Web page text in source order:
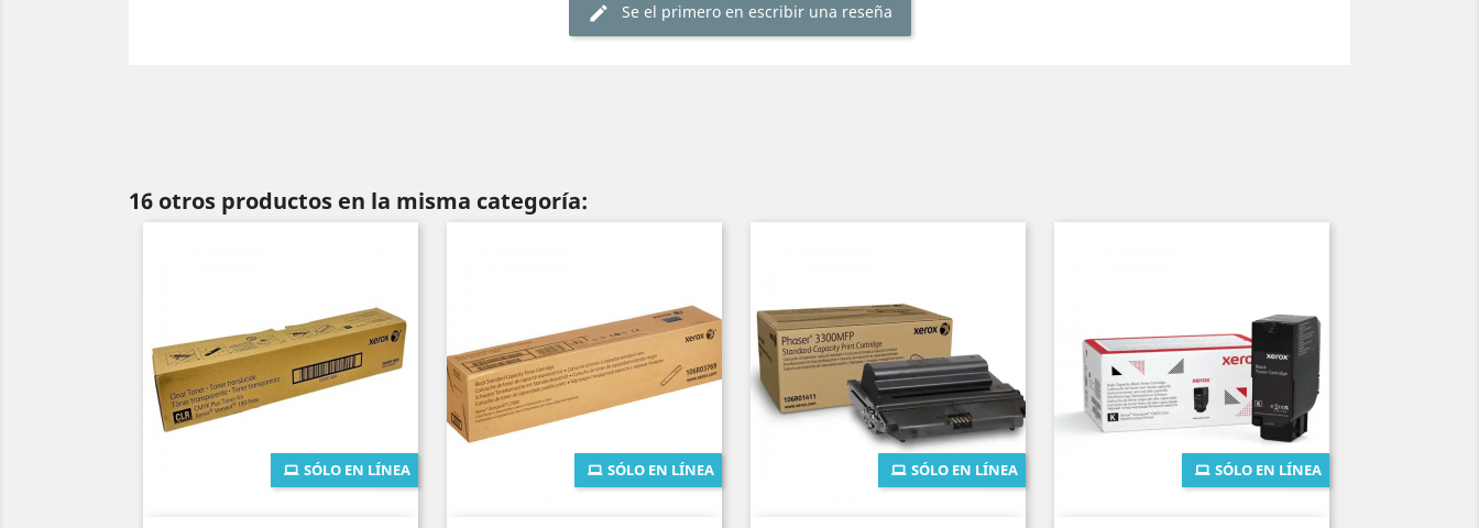
Se el primero en escribir una reseña
16 otros productos en la misma categoría:
SÓLO EN LÍNEA SÓLO EN LÍNEA SÓLO EN LÍNEA SÓLO EN LÍNEA